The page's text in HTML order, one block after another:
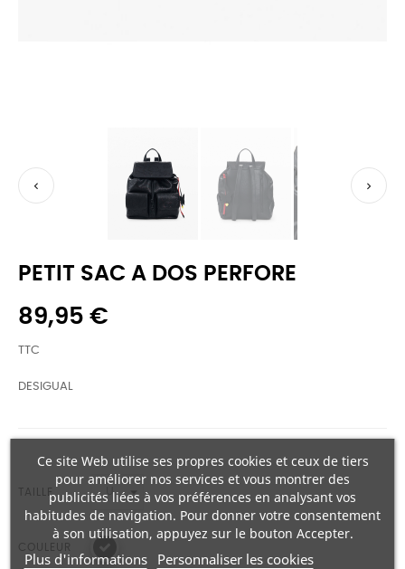
 
PETIT SAC A DOS PERFORE
89,95 €
TTC
DESIGUAL
TAILLE
COULEUR
Ce site Web utilise ses propres cookies et ceux de tiers
pour améliorer nos services et vous montrer des
publicités liées à vos préférences en analysant vos
habitudes de navigation. Pour donner votre consentement
à son utilisation, appuyez sur le bouton Accepter.
Plus d'informations Personnaliser les cookies